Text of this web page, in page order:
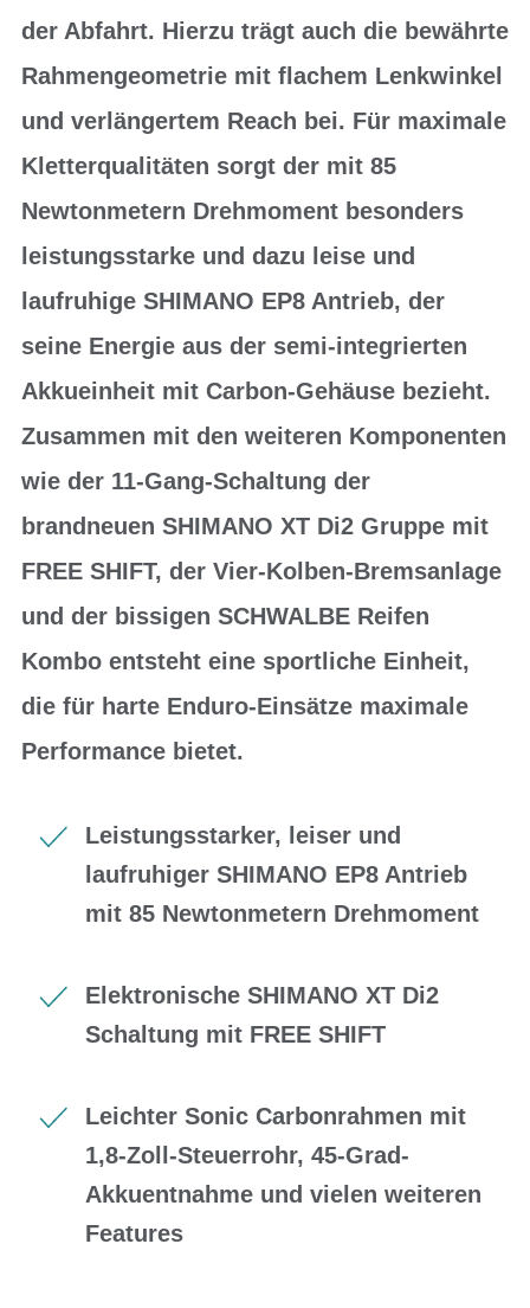
der Abfahrt. Hierzu trägt auch die bewährte
Rahmengeometrie mit flachem Lenkwinkel
und verlängertem Reach bei. Für maximale
Kletterqualitäten sorgt der mit 85
Newtonmetern Drehmoment besonders
leistungsstarke und dazu leise und
laufruhige SHIMANO EP8 Antrieb, der
seine Energie aus der semi-integrierten
Akkueinheit mit Carbon-Gehäuse bezieht.
Zusammen mit den weiteren Komponenten
wie der 11-Gang-Schaltung der
brandneuen SHIMANO XT Di2 Gruppe mit
FREE SHIFT, der Vier-Kolben-Bremsanlage
und der bissigen SCHWALBE Reifen
Kombo entsteht eine sportliche Einheit,
die für harte Enduro-Einsätze maximale
Performance bietet.
Leistungsstarker, leiser und
laufruhiger SHIMANO EP8 Antrieb
mit 85 Newtonmetern Drehmoment
Elektronische SHIMANO XT Di2
Schaltung mit FREE SHIFT
Leichter Sonic Carbonrahmen mit
1,8-Zoll-Steuerrohr, 45-Grad-
Akkuentnahme und vielen weiteren
Features